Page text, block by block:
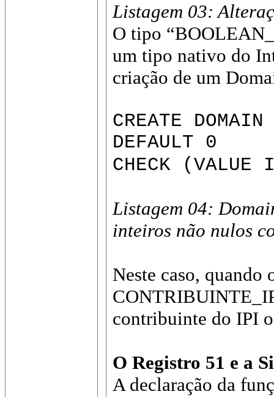
Listagem 03:
O tipo
um tipo nativo do
criação de um
CREATE
DEFAULT 0
CHECK
Listagem 04:
inteiros não nulos
Neste caso,
contribuinte do IPI
O Registro 51 e a
A declaração da